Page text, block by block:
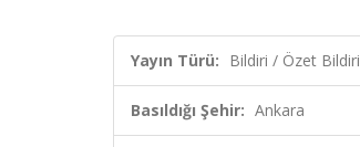
Yayın Türü: Bildiri / Özet Bildiri
Basıldığı Şehir: Ankara